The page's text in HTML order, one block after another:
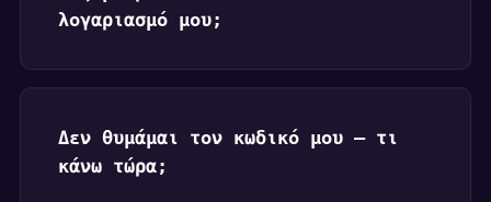
λογαριασμό μου;
Δεν θυμάμαι τον κωδικό μου — τι
κάνω τώρα;